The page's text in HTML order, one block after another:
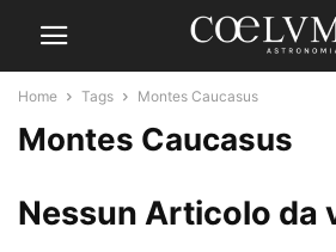
Home Tags Montes Caucasus
Montes Caucasus
Nessun Articolo da